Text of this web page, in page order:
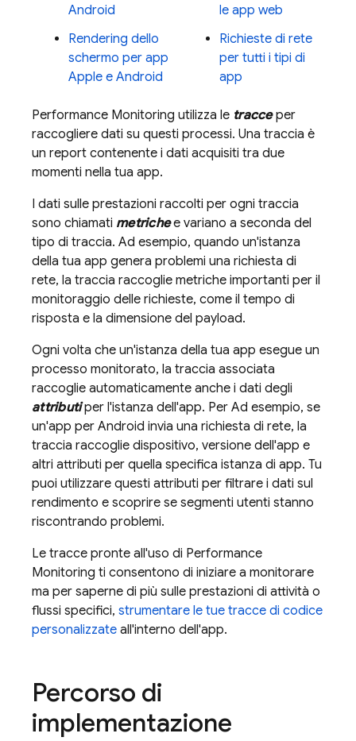
Android
Rendering dello
schermo per app
Apple e Android
le app web
Richieste di rete
per tutti i tipi di
app
Performance Monitoring utilizza le tracceper
raccogliere dati su questi processi. Una traccia è
un report contenente i dati acquisiti tra due
momenti nella tua app.
I dati sulle prestazioni raccolti per ogni traccia
sono chiamati metrichee variano a seconda del
tipo di traccia. Ad esempio, quando un'istanza
della tua app genera problemi una richiesta di
rete, la traccia raccoglie metriche importanti per il
monitoraggio delle richieste, come il tempo di
risposta e la dimensione del payload.
Ogni volta che un'istanza della tua app esegue un
processo monitorato, la traccia associata
raccoglie automaticamente anche i dati degli
attributiper l'istanza dell'app. Per Ad esempio, se
un'app per Android invia una richiesta di rete, la
traccia raccoglie dispositivo, versione dell'app e
altri attributi per quella specifica istanza di app. Tu
puoi utilizzare questi attributi per filtrare i dati sul
rendimento e scoprire se segmenti utenti stanno
riscontrando problemi.
Le tracce pronte all'uso di Performance
Monitoring ti consentono di iniziare a monitorare
ma per saperne di più sulle prestazioni di attività o
flussi specifici, strumentare le tue tracce di codice
personalizzate all'interno dell'app.
Percorso di
implementazione